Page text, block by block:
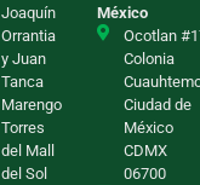
Joaquín
Orrantia
y Juan
Tanca
Marengo
Torres
del Mall
del Sol
México
Ocotlan
Colonia
Ciudad de
México
CDMX
06700